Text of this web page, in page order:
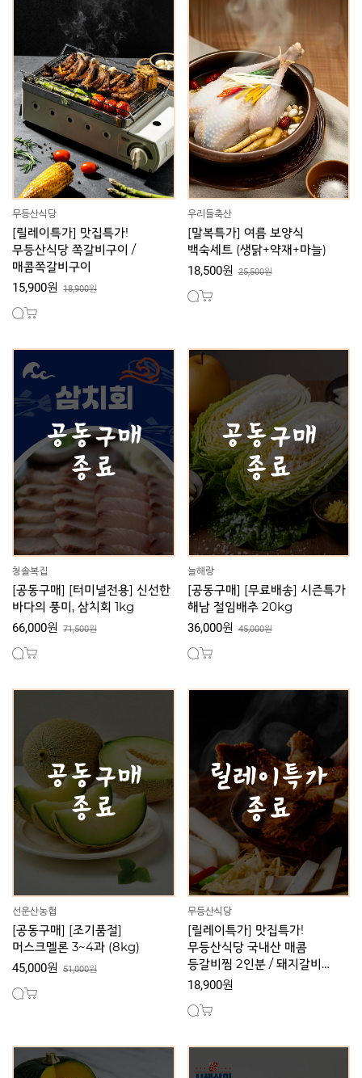
무등산식당
[릴레이특가] 맛집특가!
무등산식당 쪽갈비구이 /
매콤쪽갈비구이
15,900원 18,900원
우리들축산
[말복특가] 여름 보양식
백숙세트 (생닭+약재+마늘)
18,500원 25,500원
청솔복집
[공동구매] [터미널전용] 신선한
바다의 풍미, 삼치회 1kg
66,000원 71,500원
늘해랑
[공동구매] [무료배송] 시즌특가
해남 절임배추 20kg
36,000원 45,000원
선운산농협
[공동구매] [조기품절]
머스크멜론 3~4과 (8kg)
45,000원 51,000원
무등산식당
[릴레이특가] 맛집특가!
무등산식당 국내산 매콤
등갈비찜 2인분 / 돼지갈비
김치찜 2인분
18,900원